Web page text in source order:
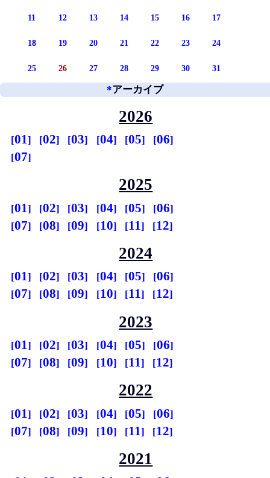
11 12 13 14 15 16 17
18 19 20 21 22 23 24
25 26 27 28 29 30 31
*アーカイブ
2026
01 02 03 04 05
06
07
2025
01 02 03 04 05
06
07
08 09 10 11 12
2024
01 02 03 04 05
06
07
08 09 10 11 12
2023
01 02 03 04 05
06
07
08 09 10 11 12
2022
01 02 03 04 05
06
07
08 09 10 11 12
2021